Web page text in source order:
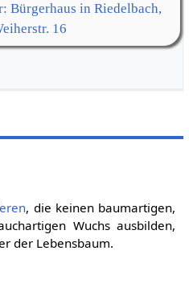
Bürgerhaus in Riedelbach,
16
, die keinen baumartigen,
Wuchs ausbilden,
der Lebensbaum.